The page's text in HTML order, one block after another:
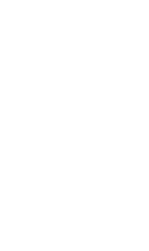
Presione enter